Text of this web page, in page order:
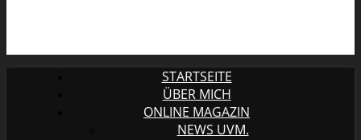
STARTSEITE
ÜBER MICH
ONLINE MAGAZIN
NEWS UVM.